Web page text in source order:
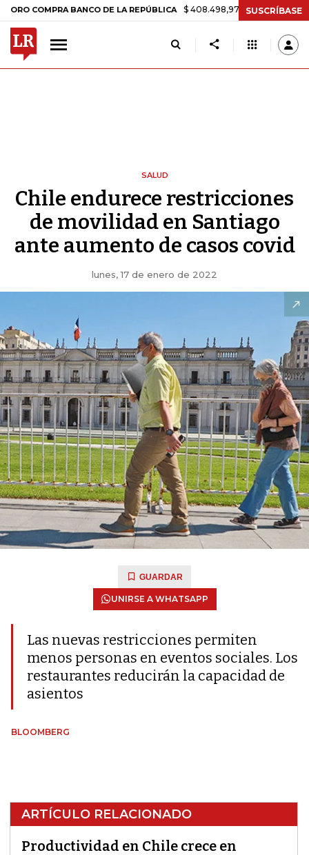
BANCO DE LA REPÚBLICA $ 408.498,97 +$ 8.753,81 +2,19%
SUSCRÍBASE
SALUD
Chile endurece restricciones
de movilidad en Santiago
ante aumento de casos covid
lunes, 17 de enero de 2022
GUARDAR
UNIRSE A WHATSAPP
Las nuevas restricciones permiten
menos personas en eventos sociales. Los
restaurantes reducirán la capacidad de
asientos
BLOOMBERG
ARTÍCULO RELACIONADO
Productividad en Chile crece en